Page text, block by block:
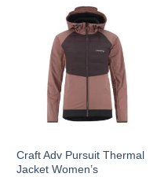
Craft Adv Pursuit Thermal
Jacket Women’s